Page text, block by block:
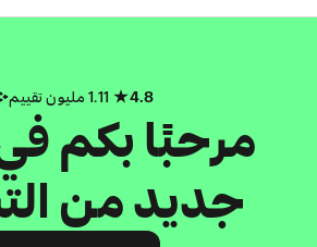
4.8
مرحبًا بكم
جديد من